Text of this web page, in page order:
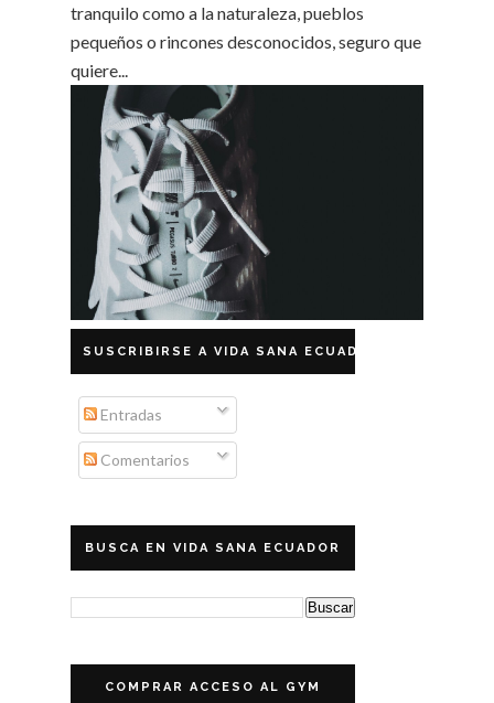
tranquilo como a la naturaleza, pueblos
pequeños o rincones desconocidos, seguro que
quiere...
SUSCRIBIRSE A VIDA SANA ECUADOR
Entradas
Comentarios
BUSCA EN VIDA SANA ECUADOR
COMPRAR ACCESO AL GYM